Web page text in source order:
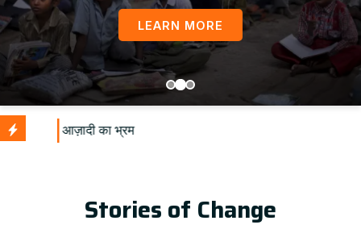
LEARN MORE
Stories of Change